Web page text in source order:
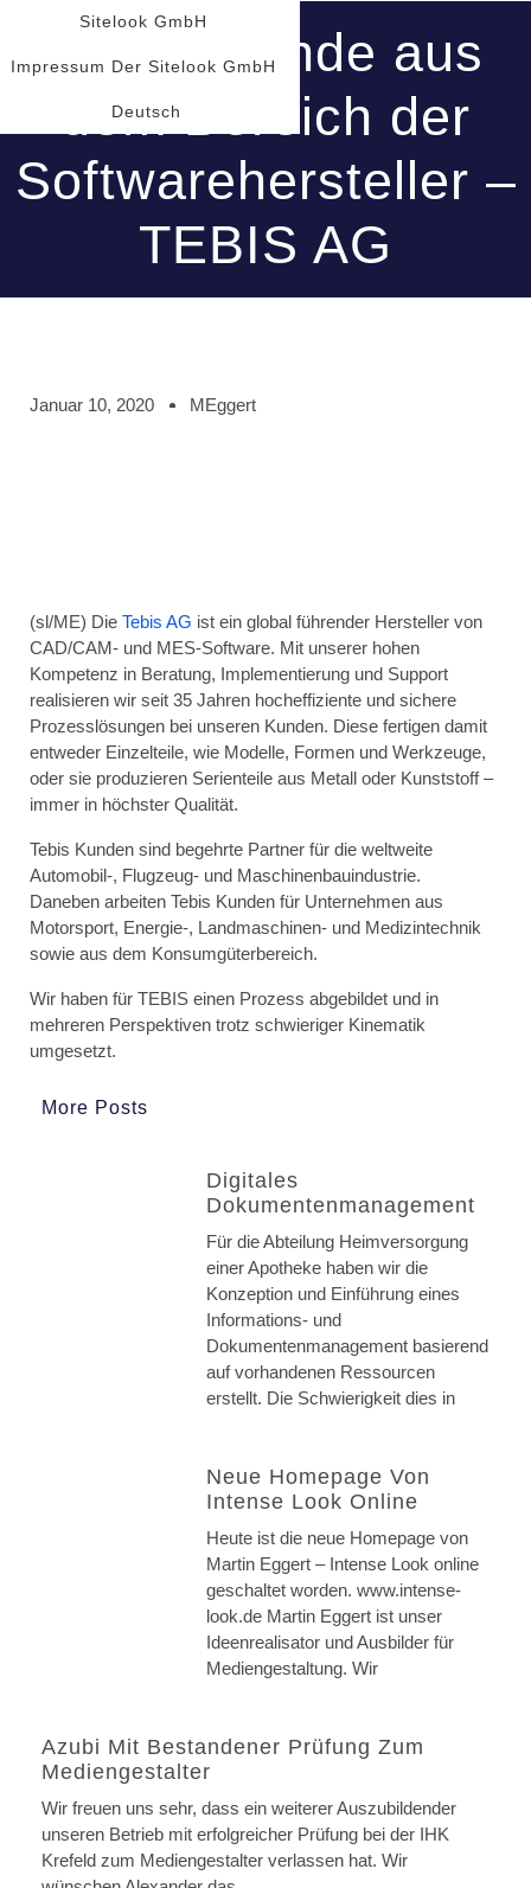
Sitelook GmbH
Impressum Der Sitelook GmbH
Deutsch
Neuer Kunde aus
dem Bereich der
Softwarehersteller –
TEBIS AG
Januar 10, 2020 MEggert
(sl/ME) Die Tebis AG ist ein global führender Hersteller von
CAD/CAM- und MES-Software. Mit unserer hohen
Kompetenz in Beratung, Implementierung und Support
realisieren wir seit 35 Jahren hocheffiziente und sichere
Prozesslösungen bei unseren Kunden. Diese fertigen damit
entweder Einzelteile, wie Modelle, Formen und Werkzeuge,
oder sie produzieren Serienteile aus Metall oder Kunststoff –
immer in höchster Qualität.
Tebis Kunden sind begehrte Partner für die weltweite
Automobil-, Flugzeug- und Maschinenbauindustrie.
Daneben arbeiten Tebis Kunden für Unternehmen aus
Motorsport, Energie-, Landmaschinen- und Medizintechnik
sowie aus dem Konsumgüterbereich.
Wir haben für TEBIS einen Prozess abgebildet und in
mehreren Perspektiven trotz schwieriger Kinematik
umgesetzt.
More Posts
Digitales
Dokumentenmanagement
Für die Abteilung Heimversorgung
einer Apotheke haben wir die
Konzeption und Einführung eines
Informations- und
Dokumentenmanagement basierend
auf vorhandenen Ressourcen
erstellt. Die Schwierigkeit dies in
Neue Homepage Von
Intense Look Online
Heute ist die neue Homepage von
Martin Eggert – Intense Look online
geschaltet worden. www.intense-
look.de Martin Eggert ist unser
Ideenrealisator und Ausbilder für
Mediengestaltung. Wir
Azubi Mit Bestandener Prüfung Zum
Mediengestalter
Wir freuen uns sehr, dass ein weiterer Auszubildender
unseren Betrieb mit erfolgreicher Prüfung bei der IHK
Krefeld zum Mediengestalter verlassen hat. Wir